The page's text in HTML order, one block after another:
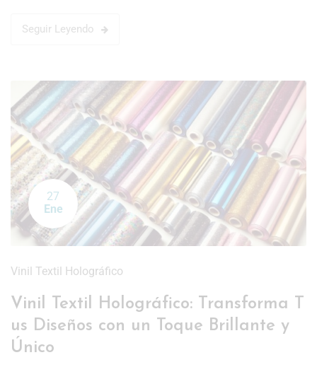
Seguir Leyendo
27
Ene
Vinil Textil Holográfico
Vinil Textil Holográfico: Transforma T
us Diseños con un Toque Brillante y
Único